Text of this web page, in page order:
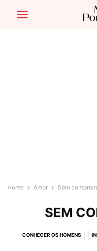
Home Amor Sem
SEM
CONHECER OS HOMENS